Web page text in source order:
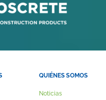
QUIÉNES SOMOS
Noticias